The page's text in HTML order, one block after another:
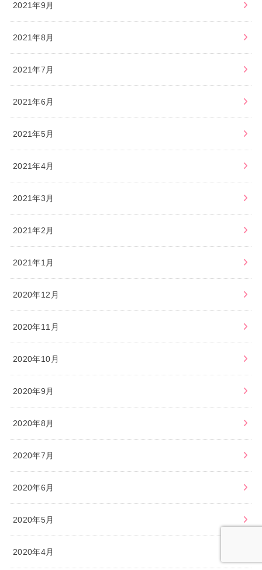
2021年9月
2021年8月
2021年7月
2021年6月
2021年5月
2021年4月
2021年3月
2021年2月
2021年1月
2020年12月
2020年11月
2020年10月
2020年9月
2020年8月
2020年7月
2020年6月
2020年5月
2020年4月